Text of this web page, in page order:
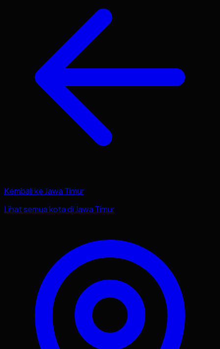
Kembali ke Jawa Timur
Lihat semua kota di Jawa Timur